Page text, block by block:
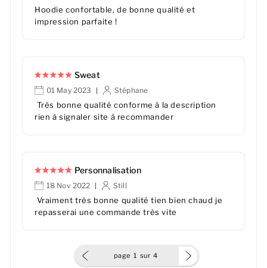
Hoodie confortable, de bonne qualité et
impression parfaite !
Sweat
01 May 2023 | Stéphane
Très bonne qualité conforme à la description
rien à signaler site à recommander
Personnalisation
18 Nov 2022 | Still
Vraiment très bonne qualité tien bien chaud je
repasserai une commande très vite
page 1 sur 4